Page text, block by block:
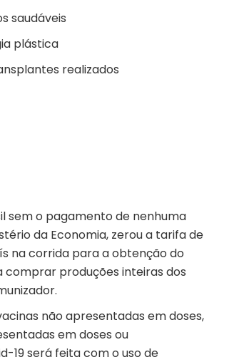
saudáveis
plástica
realizados
sem o pagamento de nenhuma
da Economia, zerou a tarifa de
na corrida para a obtenção do
produções inteiras dos
não apresentadas em doses,
em doses ou
19 será feita com o uso de